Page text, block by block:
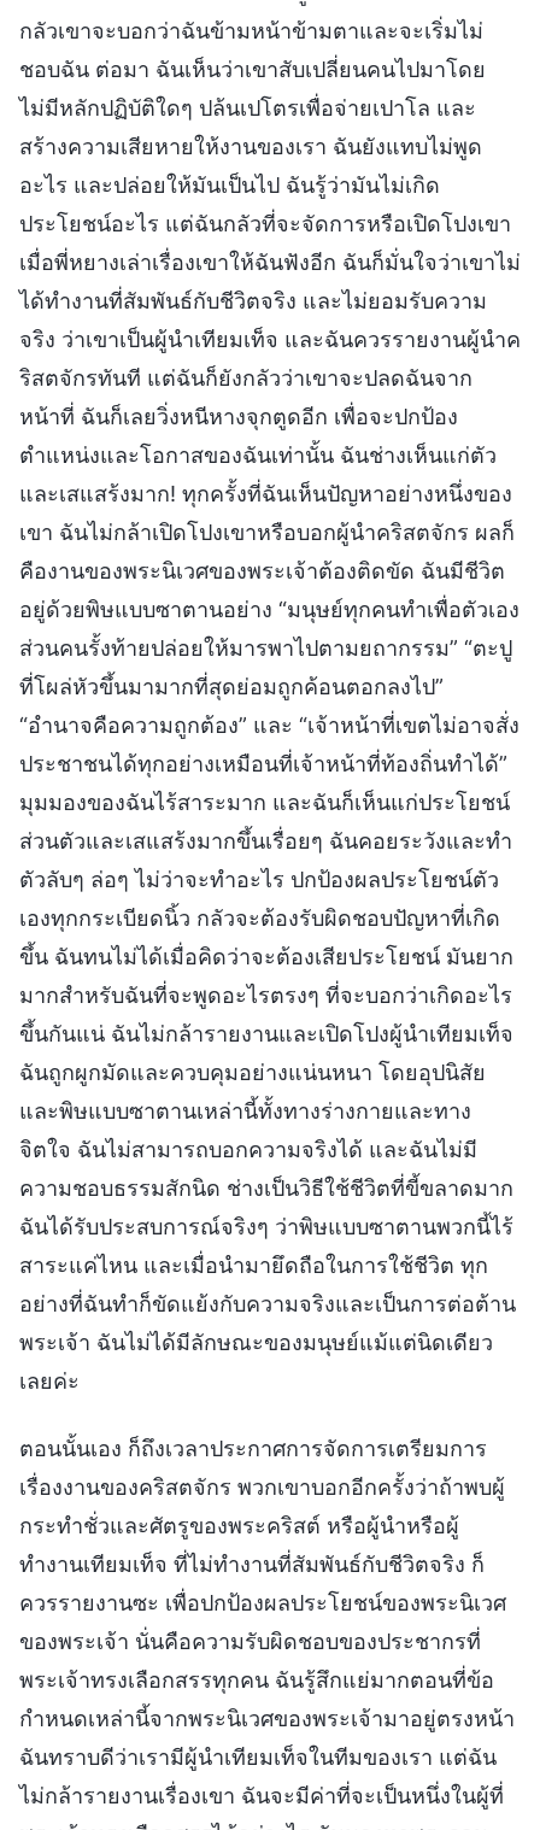
กลัวเขาจะบอกว่าฉันข้ามหน้าข้ามตาและจะเริ่มไม่
ชอบฉัน ต่อมา ฉันเห็นว่าเขาสับเปลี่ยนคนไปมาโดย
ไม่มีหลักปฏิบัติใดๆ ปล้นเปโตรเพื่อจ่ายเปาโล และ
สร้างความเสียหายให้งานของเรา ฉันยังแทบไม่พูด
อะไร และปล่อยให้มันเป็นไป ฉันรู้ว่ามันไม่เกิด
ประโยชน์อะไร แต่ฉันกลัวที่จะจัดการหรือเปิดโปงเขา
เมื่อพี่หยางเล่าเรื่องเขาให้ฉันฟังอีก ฉันก็มั่นใจว่าเขาไม่
ได้ทำงานที่สัมพันธ์กับชีวิตจริง และไม่ยอมรับความ
จริง ว่าเขาเป็นผู้นำเทียมเท็จ และฉันควรรายงานผู้นำค
ริสตจักรทันที แต่ฉันก็ยังกลัวว่าเขาจะปลดฉันจาก
หน้าที่ ฉันก็เลยวิ่งหนีหางจุกตูดอีก เพื่อจะปกป้อง
ตำแหน่งและโอกาสของฉันเท่านั้น ฉันช่างเห็นแก่ตัว
และเสแสร้งมาก! ทุกครั้งที่ฉันเห็นปัญหาอย่างหนึ่งของ
เขา ฉันไม่กล้าเปิดโปงเขาหรือบอกผู้นำคริสตจักร ผลก็
คืองานของพระนิเวศของพระเจ้าต้องติดขัด ฉันมีชีวิต
อยู่ด้วยพิษแบบซาตานอย่าง “มนุษย์ทุกคนทำเพื่อตัวเอง
ส่วนคนรั้งท้ายปล่อยให้มารพาไปตามยถากรรม” “ตะปู
ที่โผล่หัวขึ้นมามากที่สุดย่อมถูกค้อนตอกลงไป”
“อำนาจคือความถูกต้อง” และ “เจ้าหน้าที่เขตไม่อาจสั่ง
ประชาชนได้ทุกอย่างเหมือนที่เจ้าหน้าที่ท้องถิ่นทำได้”
มุมมองของฉันไร้สาระมาก และฉันก็เห็นแก่ประโยชน์
ส่วนตัวและเสแสร้งมากขึ้นเรื่อยๆ ฉันคอยระวังและทำ
ตัวลับๆ ล่อๆ ไม่ว่าจะทำอะไร ปกป้องผลประโยชน์ตัว
เองทุกกระเบียดนิ้ว กลัวจะต้องรับผิดชอบปัญหาที่เกิด
ขึ้น ฉันทนไม่ได้เมื่อคิดว่าจะต้องเสียประโยชน์ มันยาก
มากสำหรับฉันที่จะพูดอะไรตรงๆ ที่จะบอกว่าเกิดอะไร
ขึ้นกันแน่ ฉันไม่กล้ารายงานและเปิดโปงผู้นำเทียมเท็จ
ฉันถูกผูกมัดและควบคุมอย่างแน่นหนา โดยอุปนิสัย
และพิษแบบซาตานเหล่านี้ทั้งทางร่างกายและทาง
จิตใจ ฉันไม่สามารถบอกความจริงได้ และฉันไม่มี
ความชอบธรรมสักนิด ช่างเป็นวิธีใช้ชีวิตที่ขี้ขลาดมาก
ฉันได้รับประสบการณ์จริงๆ ว่าพิษแบบซาตานพวกนี้ไร้
สาระแค่ไหน และเมื่อนำมายึดถือในการใช้ชีวิต ทุก
อย่างที่ฉันทำก็ขัดแย้งกับความจริงและเป็นการต่อต้าน
พระเจ้า ฉันไม่ได้มีลักษณะของมนุษย์แม้แต่นิดเดียว
เลยค่ะ
ตอนนั้นเอง ก็ถึงเวลาประกาศการจัดการเตรียมการ
เรื่องงานของคริสตจักร พวกเขาบอกอีกครั้งว่าถ้าพบผู้
กระทำชั่วและศัตรูของพระคริสต์ หรือผู้นำหรือผู้
ทำงานเทียมเท็จ ที่ไม่ทำงานที่สัมพันธ์กับชีวิตจริง ก็
ควรรายงานซะ เพื่อปกป้องผลประโยชน์ของพระนิเวศ
ของพระเจ้า นั่นคือความรับผิดชอบของประชากรที่
พระเจ้าทรงเลือกสรรทุกคน ฉันรู้สึกแย่มากตอนที่ข้อ
กำหนดเหล่านี้จากพระนิเวศของพระเจ้ามาอยู่ตรงหน้า
ฉันทราบดีว่าเรามีผู้นำเทียมเท็จในทีมของเรา แต่ฉัน
ไม่กล้ารายงานเรื่องเขา ฉันจะมีค่าที่จะเป็นหนึ่งในผู้ที่